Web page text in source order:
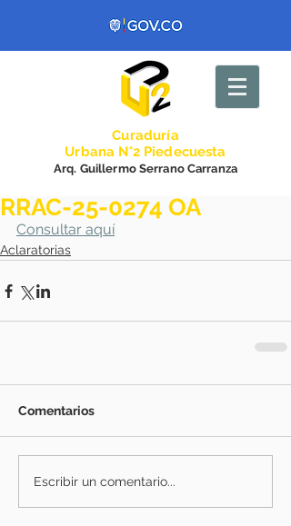
Curaduría
Urbana N°2 Piedecuesta
Arq. Guillermo Serrano Carranza
RRAC-25-0274 OA
Consultar aquí
Aclaratorias
Comentarios
Escribir un comentario...